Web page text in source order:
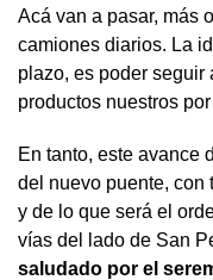
Acá van a pasar, más
camiones diarios. La
plazo, es poder seguir
productos nuestros
En tanto, este avance
del nuevo puente, con
y de lo que será el
vías del lado de San
saludado por el